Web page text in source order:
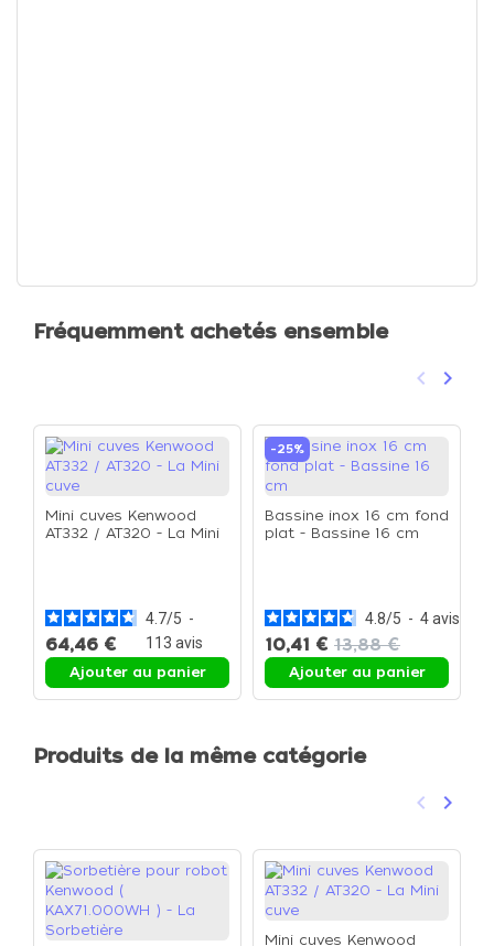
Fréquemment achetés ensemble
Précédent
keyboard_arrow_left keyboard_arrow_right
Mini cuves Kenwood
AT332 / AT320 - La Mini
4.7/5 -
113 avis
64,46 €
Ajouter au panier
-25%
Bassine inox 16 cm fond
plat - Bassine 16 cm
4.8/5 - 4avis
10,41 € 13,88 €
Ajouter au panier
Produits de la même catégorie
Précédent
keyboard_arrow_left keyboard_arrow_right
Mini cuves Kenwood